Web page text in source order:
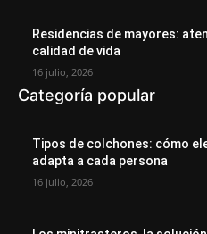
Residencias de mayores:
calidad de vida
16 julio, 2026
Categoría popular
Tipos de colchones: cómo
adapta a cada persona
16 julio, 2026